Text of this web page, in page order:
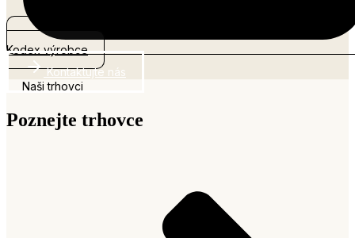
Kodex výrobce
Kontaktujte nás
Naši trhovci
Poznejte trhovce